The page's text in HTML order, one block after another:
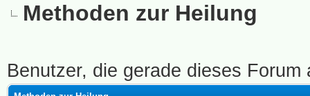
Methoden zur Heilung
Benutzer, die gerade dieses